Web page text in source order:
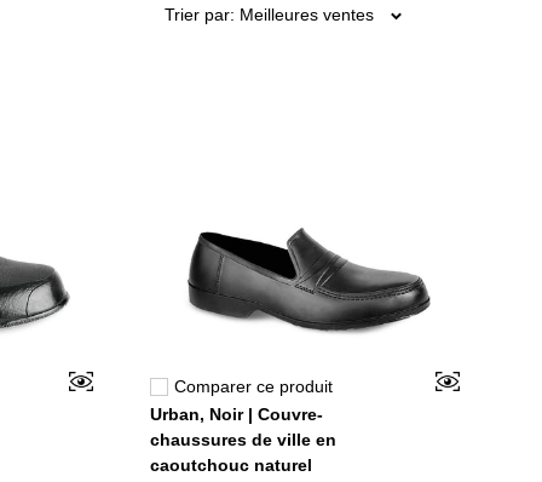
Trier par: Meilleures ventes
Comparer ce produit
Urban, Noir | Couvre-
chaussures de ville en
caoutchouc naturel